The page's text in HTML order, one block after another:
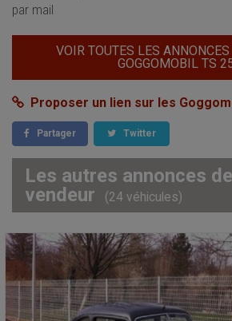
par mail
VOIR TOUTES LES
GOGGOMOBIL TS
Proposer un lien sur les
Partager Twitter
Les autres annonces
vendeur
(24 véhicules)